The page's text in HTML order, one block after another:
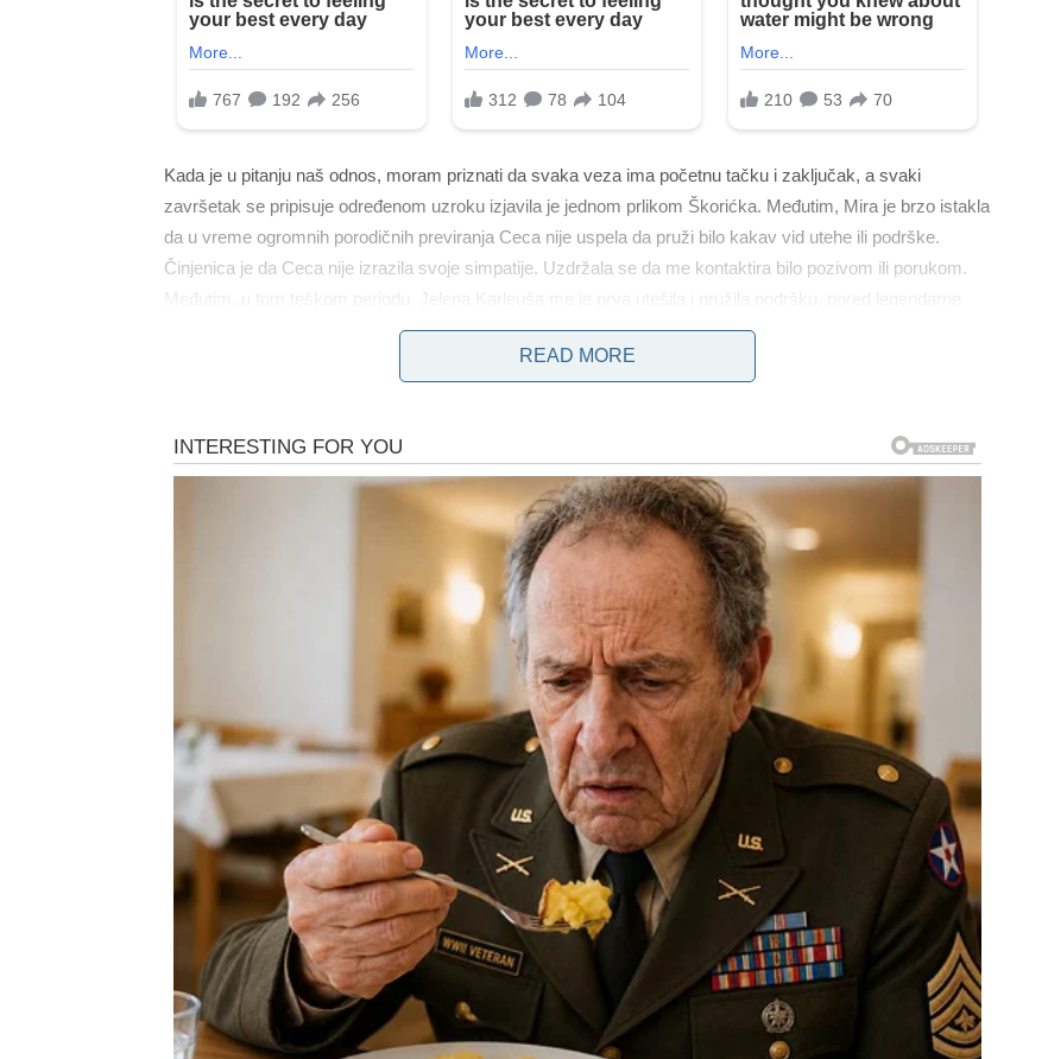
Kada je u pitanju naš odnos, moram priznati da svaka veza ima početnu tačku i zaključak, a svaki
završetak se pripisuje određenom uzroku izjavila je jednom prlikom Škorićka. Međutim, Mira je brzo istakla
da u vreme ogromnih porodičnih previranja Ceca nije uspela da pruži bilo kakav vid utehe ili podrške.
Činjenica je da Ceca nije izrazila svoje simpatije. Uzdržala se da me kontaktira bilo pozivom ili porukom.
Međutim, u tom teškom periodu, Jelena Karleuša me je prva utešila i pružila podršku, pored legendarne
Zorice Brunclik. Nasuprot tome, Ceca nije izrazila saučešće. Nije mi namjera da bilo koga pozivam na
odgovornost za svoje postupke. Svako ima svoje obrazloženje. Ipak, istina je da me nije pozvala – kako je
Uobičajeno se primjećuje da se brakovi raspadaju nakon četiri decenije, dok dugogodišnja prijateljstva
ostaju netaknuta. Oklevam da prvi odgovorim na ovu izjavu. Činjenica da se ovaj razgovor vodi između
nas više nema nikakvog značaja. Moj problem nije s njom, jednostavno nam nedostaje komunikacija i
druženja. Kao ilustraciju, pokušajte da prepolovite jabuku i pokušajte da je ponovo sastavite. To je nemoguć
zadatak. Slično tome, niko od nas se ne može vratiti na ono što smo prije bili.
Koncept da je život igra sudbine je pojam koji je široko prihvaćen. Nedavno su Ceca i Dragana Mirković
viđene kako se grle na zajedničkoj lokaciji, što je izazvalo globalnu pažnju. Fotografija dvojice umjetnika
kružila je svijetom za samo nekoliko sekundi.
Pevačica Mira Škorić smatra da je spor između nje i Cece Ražnatović nepremostiv. Nema razloga za
pružanje jer jednostavno ne postoji. Koren problema je bio prekid komunikacije. Imamo različite načine
razmišljanja i suštinski smo različiti. Iako smo nekada bili ujedinjeni, nema potrebe da jadikujemo jer je to
prirodan tok života. Iako priznajem da je situacija intrigantna, važno je ne napraviti planinu od krtičnjaka.
Mira Škorić je jasno stavila do znanja da je Ceca nesumnjivo velika umetnica i prava zvezda sama po
sebi. Škorić je takođe istakla da je o Ceci u prošlosti imala pozitivan stav i istakla da njena trenutna izjava
nema veze sa traženjem pomirenja. Ne postoji mogućnost pomirenja između Cece i mene. Odlučila sam
READ MORE